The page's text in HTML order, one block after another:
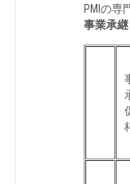
PMIの専
事業承